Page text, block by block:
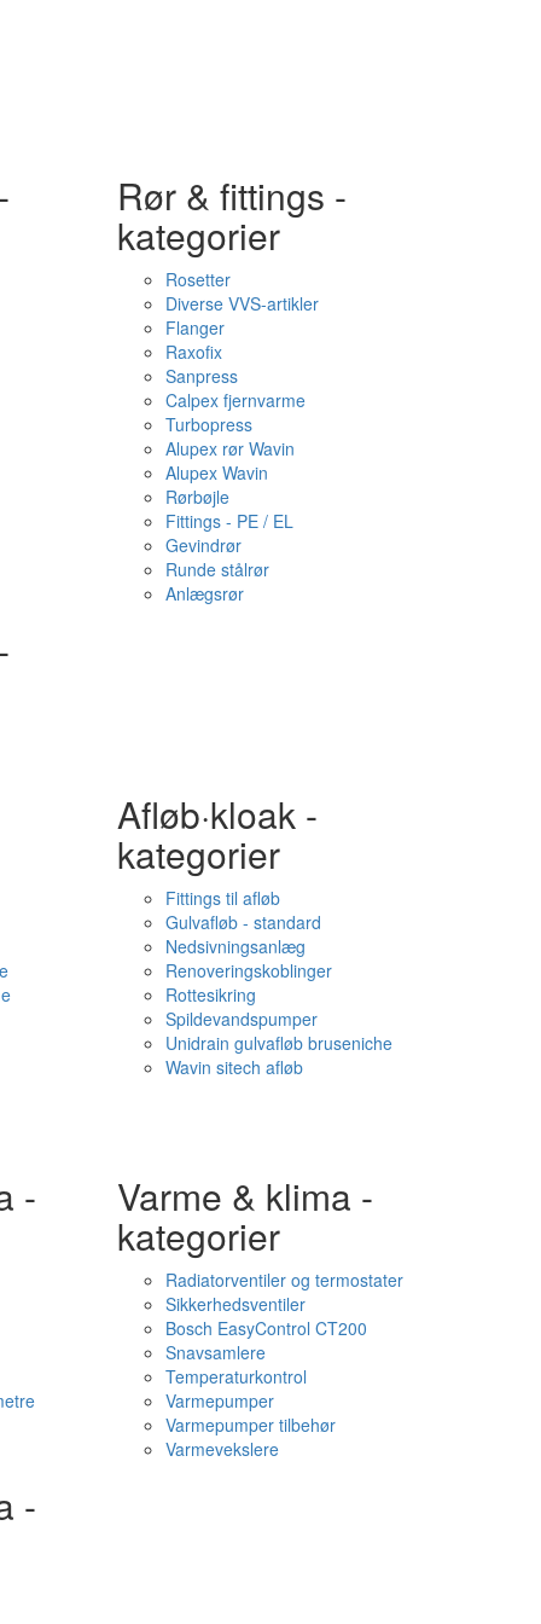
Rør & fittings -
kategorier
Rosetter
Diverse VVS-artikler
Flanger
Raxofix
Sanpress
Calpex fjernvarme
Turbopress
Alupex rør Wavin
Alupex Wavin
Rørbøjle
Fittings - PE / EL
Gevindrør
Runde stålrør
Anlægsrør
Afløb·kloak -
kategorier
Fittings til afløb
Gulvafløb - standard
Nedsivningsanlæg
Renoveringskoblinger
Rottesikring
Spildevandspumper
Unidrain gulvafløb bruseniche
Wavin sitech afløb
- Varme & klima -
kategorier
Radiatorventiler og termostater
Sikkerhedsventiler
Bosch EasyControl CT200
Snavsamlere
Temperaturkontrol
Varmepumper
Varmepumper tilbehør
Varmevekslere
-